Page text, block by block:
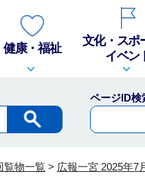
健康・福祉
文化・スポ
イベン
ページID検
覧物一覧 > 広報一宮 2025年7